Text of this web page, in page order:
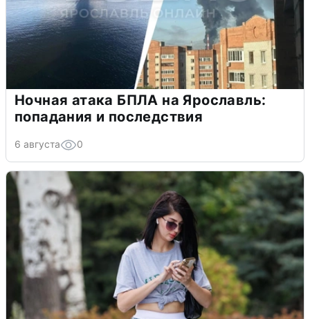
Ночная атака БПЛА на Ярославль:
попадания и последствия
6 августа 0